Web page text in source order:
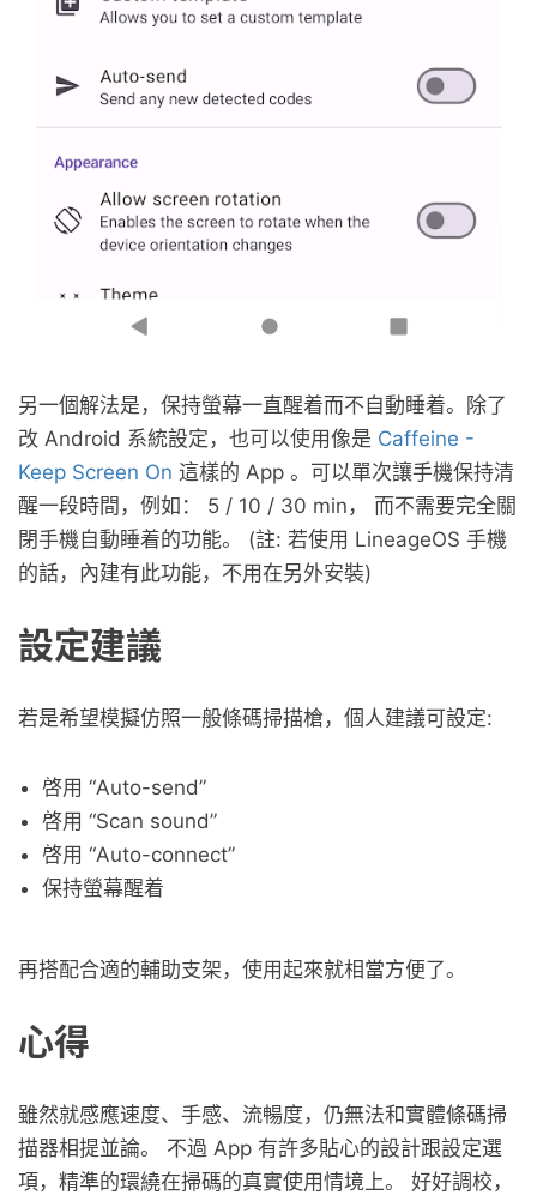
另一個解法是，保持螢幕一直醒着而不自動睡着。除了
改 Android 系統設定，也可以使用像是 Caffeine -
Keep Screen On 這樣的 App 。可以單次讓手機保持清
醒一段時間，例如： 5 / 10 / 30 min， 而不需要完全關
閉手機自動睡着的功能。 (註: 若使用 LineageOS 手機
的話，內建有此功能，不用在另外安裝)
設定建議
若是希望模擬仿照一般條碼掃描槍，個人建議可設定:
啓用 “Auto-send”
啓用 “Scan sound”
啓用 “Auto-connect”
保持螢幕醒着
再搭配合適的輔助支架，使用起來就相當方便了。
心得
雖然就感應速度、手感、流暢度，仍無法和實體條碼掃
描器相提並論。 不過 App 有許多貼心的設計跟設定選
項，精準的環繞在掃碼的真實使用情境上。 好好調校，